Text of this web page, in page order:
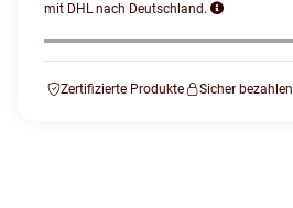
mit DHL nach Deutschland.
Zertifizierte Produkte Sicher bezahlen